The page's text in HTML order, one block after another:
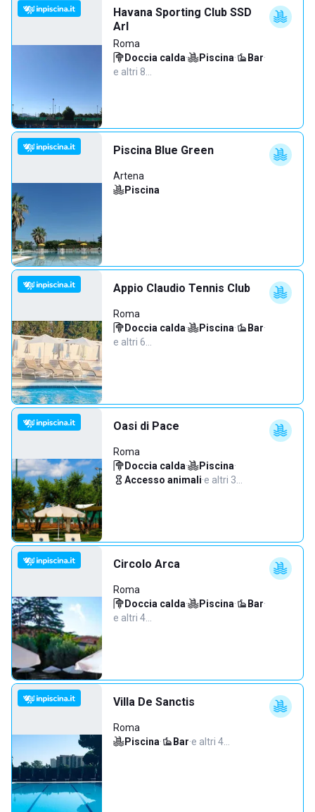
Havana Sporting Club SSD
Arl
Roma
Doccia calda· Piscina· Bar·
e altri 8…
Piscina Blue Green
Artena
Piscina
Appio Claudio Tennis Club
Roma
Doccia calda· Piscina· Bar·
e altri 6…
Oasi di Pace
Roma
Doccia calda· Piscina·
Accesso animali·e altri 3…
Circolo Arca
Roma
Doccia calda· Piscina· Bar·
e altri 4…
Villa De Sanctis
Roma
Piscina· Bar·e altri 4…